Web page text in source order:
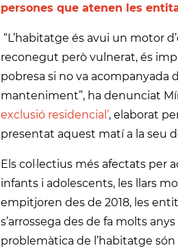
persones que atenen les
“L’habitatge és avui un motor
reconegut però vulnerat, és
pobresa si no va acompanyada
manteniment”, ha denunciat
exclusió residencial’, elaborat
presentat aquest matí a la seu
Els col·lectius més afectats per
infants i adolescents, les llars
empitjoren des de 2018, les
s’arrossega des de fa molts
problemàtica de l’habitatge